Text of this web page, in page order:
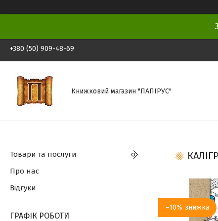
+380 (50) 909-48-69
Книжковий магазин "ПАПІРУС"
–10%
Товари та послуги
Про нас
Відгуки
ГРАФІК РОБОТИ